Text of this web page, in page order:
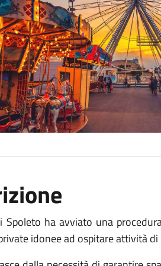
Spoleto ha avviato una
idonee ad ospitare attività